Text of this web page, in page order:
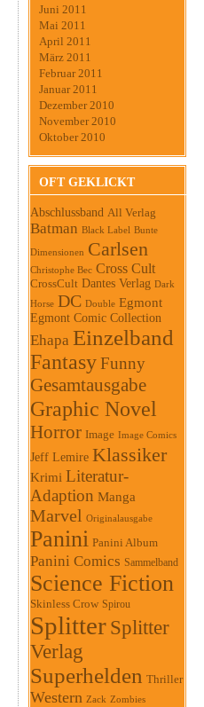
Juni 2011
Mai 2011
April 2011
März 2011
Februar 2011
Januar 2011
Dezember 2010
November 2010
Oktober 2010
OFT GEKLICKT
Abschlussband All Verlag
Batman Black Label Bunte
Dimensionen Carlsen
Christophe Bec Cross Cult
CrossCult Dantes Verlag Dark
Horse DC Double Egmont
Egmont Comic Collection
Ehapa Einzelband
FantasyFunny
Gesamtausgabe
Graphic Novel
Horror Image Image Comics
Jeff Lemire Klassiker
Krimi Literatur-
Adaption Manga
Marvel Originalausgabe
Panini Panini Album
Panini Comics Sammelband
Science Fiction
Skinless Crow Spirou
Splitter Splitter
Verlag
Superhelden Thriller
Western Zack Zombies